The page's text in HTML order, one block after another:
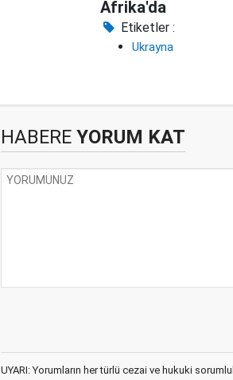
Afrika'da
Etiketler :
Ukrayna
HABERE YORUM KAT
UYARI: Yorumların her türlü cezai ve hukuki